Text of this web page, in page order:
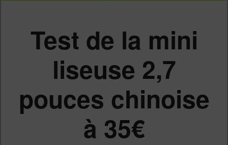
principal
secondaire
Test de la mini
liseuse 2,7
pouces chinoise
à 35€